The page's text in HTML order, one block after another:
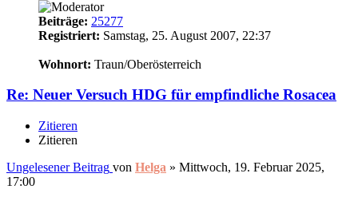
Beiträge: 25277
Registriert: Samstag, 25. August 2007, 22:37
Wohnort: Traun/Oberösterreich
Re: Neuer Versuch HDG für empfindliche Rosacea
Zitieren
Zitieren
Ungelesener Beitrag von Helga » Mittwoch, 19. Februar 2025,
17:00